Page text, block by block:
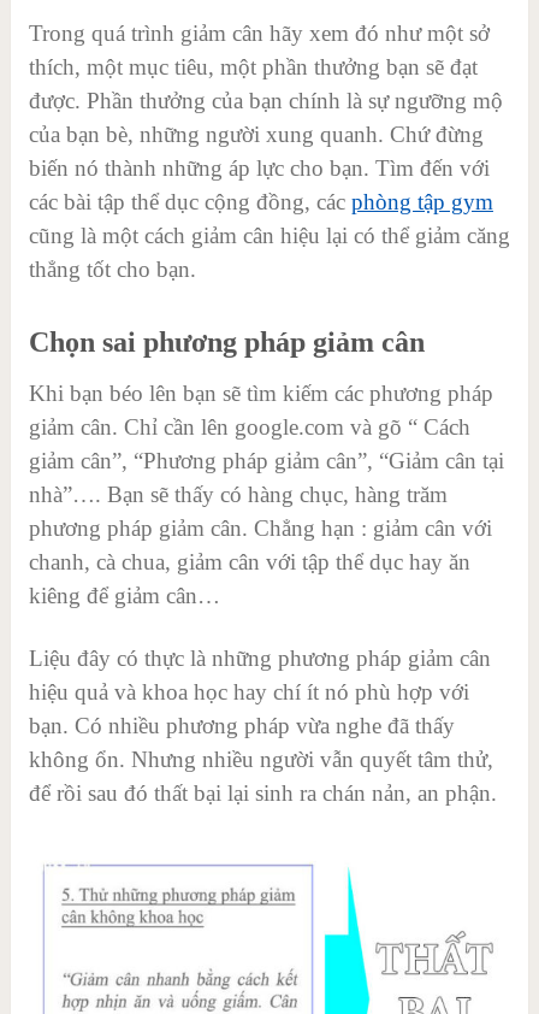
Trong quá trình giảm cân hãy xem đó như một sở
thích, một mục tiêu, một phần thưởng bạn sẽ đạt
được. Phần thưởng của bạn chính là sự ngưỡng mộ
của bạn bè, những người xung quanh. Chứ đừng
biến nó thành những áp lực cho bạn. Tìm đến với
các bài tập thể dục cộng đồng, các phòng tập gym
cũng là một cách giảm cân hiệu lại có thể giảm căng
thẳng tốt cho bạn.
Chọn sai phương pháp giảm cân
Khi bạn béo lên bạn sẽ tìm kiếm các phương pháp
giảm cân. Chỉ cần lên google.com và gõ “ Cách
giảm cân”, “Phương pháp giảm cân”, “Giảm cân tại
nhà”…. Bạn sẽ thấy có hàng chục, hàng trăm
phương pháp giảm cân. Chẳng hạn : giảm cân với
chanh, cà chua, giảm cân với tập thể dục hay ăn
kiêng để giảm cân…
Liệu đây có thực là những phương pháp giảm cân
hiệu quả và khoa học hay chí ít nó phù hợp với
bạn. Có nhiều phương pháp vừa nghe đã thấy
không ổn. Nhưng nhiều người vẫn quyết tâm thử,
để rồi sau đó thất bại lại sinh ra chán nản, an phận.